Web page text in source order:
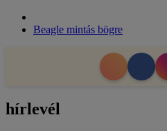
Beagle mintás bögre
hírlevél